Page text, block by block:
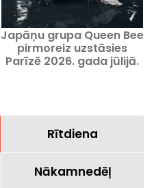
Japāņu grupa Queen Bee
pirmoreiz uzstāsies
Parīzē 2026. gada jūlijā.
Rītdiena
Nākamnedēļ